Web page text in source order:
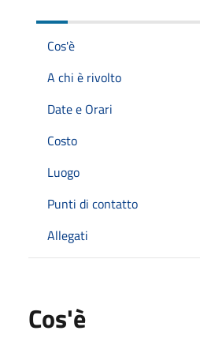
Cos'è
A chi è rivolto
Date e Orari
Costo
Luogo
Punti di contatto
Allegati
Cos'è